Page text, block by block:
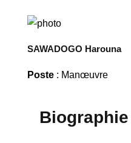
SAWADOGO Harouna
Poste: Manœuvre
Biographie